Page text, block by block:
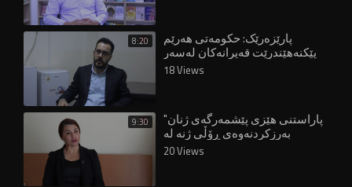
8:20 پارێزەرێک: حکومەتی هەرێم
پێکنەهێندرێت قەیرانەکان لەسەر
هاووڵاتییان زیاتر دەبن" 18 Views
9:30 "پاراستنی هێزی پێشمەرگەی ژنان
بەرزکردنەوەی ڕۆڵی ژنە لە
دامەزراوە ئەمنییەکاندا" 20 Views